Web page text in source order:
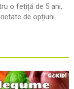
o fetiță de 5 ani,
de opțiuni...